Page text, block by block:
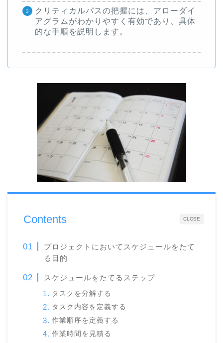
クリティカルパスの把握には、アローダイ
アグラムがわかりやすく有効であり、具体
的な手順を説明します。
CLOSE
Contents
プロジェクトにおいてスケジュールをたて
る目的
スケジュールをたてるステップ
タスクを分解する
タスク内容を定義する
作業順序を定義する
作業時間を見積る